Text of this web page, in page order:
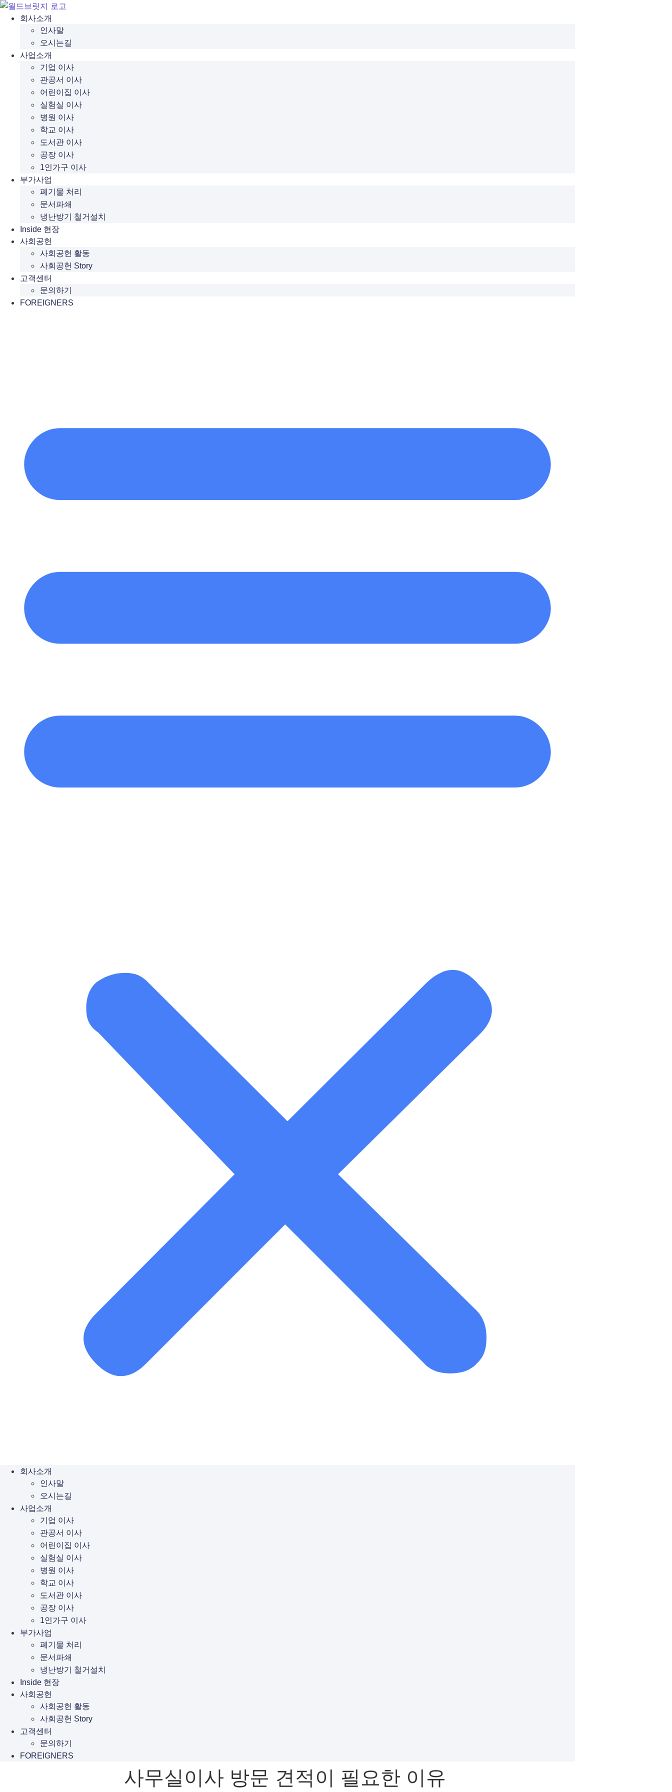
콘
회사소개
인사말
오시는길
사업소개
기업 이사
관공서 이사
어린이집 이사
실험실 이사
병원 이사
학교 이사
도서관 이사
공장 이사
1인가구 이사
부가사업
폐기물 처리
문서파쇄
냉난방기 철거설치
Inside 현장
사회공헌
사회공헌 활동
사회공헌 Story
고객센터
문의하기
FOREIGNERS
회사소개
인사말
오시는길
사업소개
기업 이사
관공서 이사
어린이집 이사
실험실 이사
병원 이사
학교 이사
도서관 이사
공장 이사
1인가구 이사
부가사업
폐기물 처리
문서파쇄
냉난방기 철거설치
Inside 현장
사회공헌
사회공헌 활동
사회공헌 Story
고객센터
문의하기
FOREIGNERS
사무실이사 방문 견적이 필요한 이유